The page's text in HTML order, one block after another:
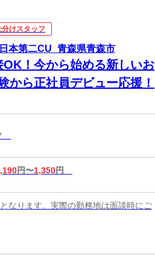
分けスタッフ
本第二CU_青森県青森市
OK！今から始める新しいお
ら正社員デビュー応援！
円〜1,350円
なります。実際の勤務地は面談時にご